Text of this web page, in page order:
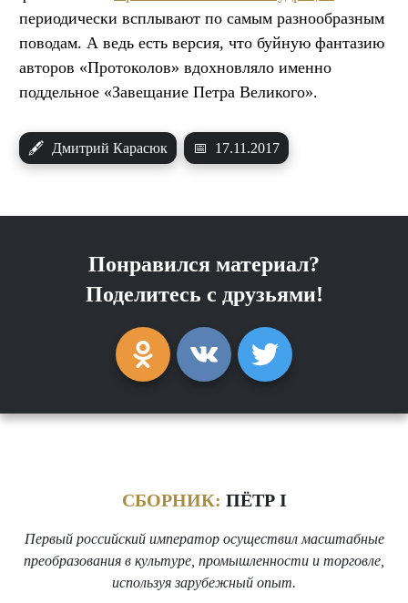
периодически всплывают по самым разнообразным
поводам. А ведь есть версия, что буйную фантазию
авторов «Протоколов» вдохновляло именно
поддельное «Завещание Петра Великого».
🖋 Дмитрий Карасюк 📅 17.11.2017
Понравился материал?
Поделитесь с друзьями!
СБОРНИК: ПЁТР I
Первый российский император осуществил масштабные
преобразования в культуре, промышленности и торговле,
используя зарубежный опыт.